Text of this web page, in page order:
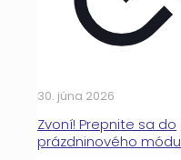
30. júna 2026
Zvoní! Prepnite sa do
prázdninového módu